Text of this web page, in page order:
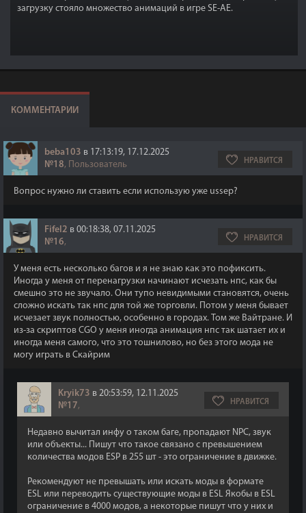
загрузку стояло множество анимаций в игре SE-AE.
КОММЕНТАРИИ
beba103 в 17:13:19, 17.12.2025
№18, Пользователь НРАВИТСЯ
Вопрос нужно ли ставить если использую уже ussep?
Fifel2 в 00:18:38, 07.11.2025
№16, НРАВИТСЯ
У меня есть несколько багов и я не знаю как это пофиксить.
Иногда у меня от перенагрузки начинают исчезать нпс, как бы
смешно это не звучало. Они тупо невидимыми становятся, очень
сложно искать так нпс для той же торговли. Потом у меня бывает
исчезает звук полностью, особенно в городах. Том же Вайтране. И
из-за скриптов CGO у меня иногда анимация нпс так шатает их и
иногда меня самого, что это тошнилово, но без этого мода не
могу играть в Скайрим
Kryik73 в 20:53:59, 12.11.2025
№17, НРАВИТСЯ
Недавно вычитал инфу о таком баге, пропадают NPC, звук
или объекты... Пишут что такое связано с превышением
количества модов ESP в 255 шт - это ограничение в движке.
Рекомендуют не превышать или искать моды в формате
ESL или переводить существующие моды в ESL Якобы в ESL
ограничение в 4000 модов, а некоторые пишут что у них и